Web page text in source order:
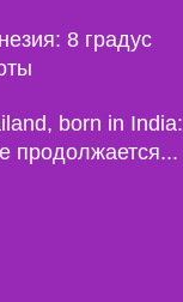
8 градус
born in India:
продолжается...